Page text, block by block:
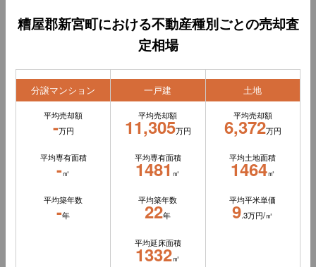
糟屋郡新宮町における不動産種別ごとの売却査
定相場
分譲マンション
平均売却額
-万円
平均専有面積
-㎡
平均築年数
-年
一戸建
平均売却額
11,305万円
平均専有面積
1481㎡
平均築年数
22年
平均延床面積
1332㎡
土地
平均売却額
6,372万円
平均土地面積
1464㎡
平均平米単価
9.3万円/㎡